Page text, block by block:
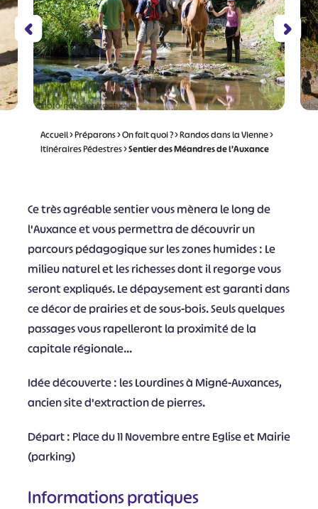
Accueil>Préparons>On fait quoi ?>Randos dans la Vienne>
Itinéraires Pédestres>Sentier des Méandres de l’Auxance
Ce très agréable sentier vous mènera le long de
l'Auxance et vous permettra de découvrir un
parcours pédagogique sur les zones humides : Le
milieu naturel et les richesses dont il regorge vous
seront expliqués. Le dépaysement est garanti dans
ce décor de prairies et de sous-bois. Seuls quelques
passages vous rapelleront la proximité de la
capitale régionale...
Idée découverte : les Lourdines à Migné-Auxances,
ancien site d'extraction de pierres.
Départ : Place du 11 Novembre entre Eglise et Mairie
(parking)
Informations pratiques